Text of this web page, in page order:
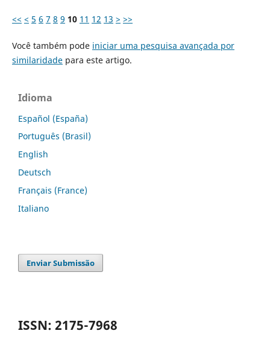
<< < 5 6 7 8 9 10 11 12 13 > >>
Você também pode iniciar uma pesquisa avançada por
similaridadepara este artigo.
Idioma
Español (España)
Português (Brasil)
English
Deutsch
Français (France)
Italiano
Enviar Submissão
ISSN: 2175-7968